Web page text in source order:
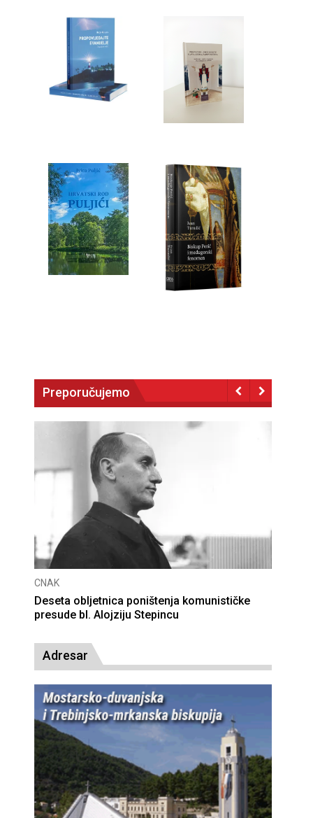
Preporučujemo
CNAK
Deseta obljetnica poništenja komunističke
presude bl. Alojziju Stepincu
Adresar